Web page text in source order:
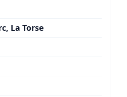
La Torse